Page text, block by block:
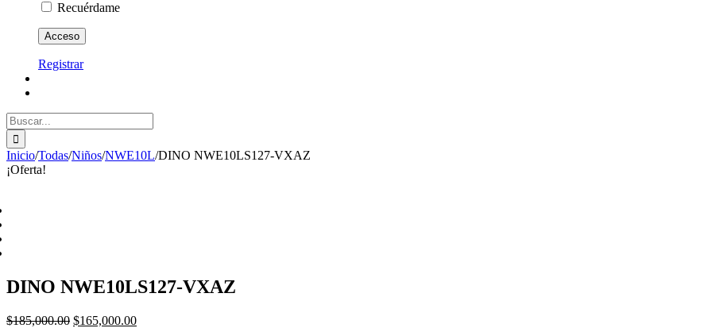
Recuérdame
Registrar
Buscar:
Inicio/Todas/Niños/NWE10L/DINO NWE10LS127-VXAZ
¡Oferta!
DINO NWE10LS127-VXAZ
$185,000.00 $165,000.00